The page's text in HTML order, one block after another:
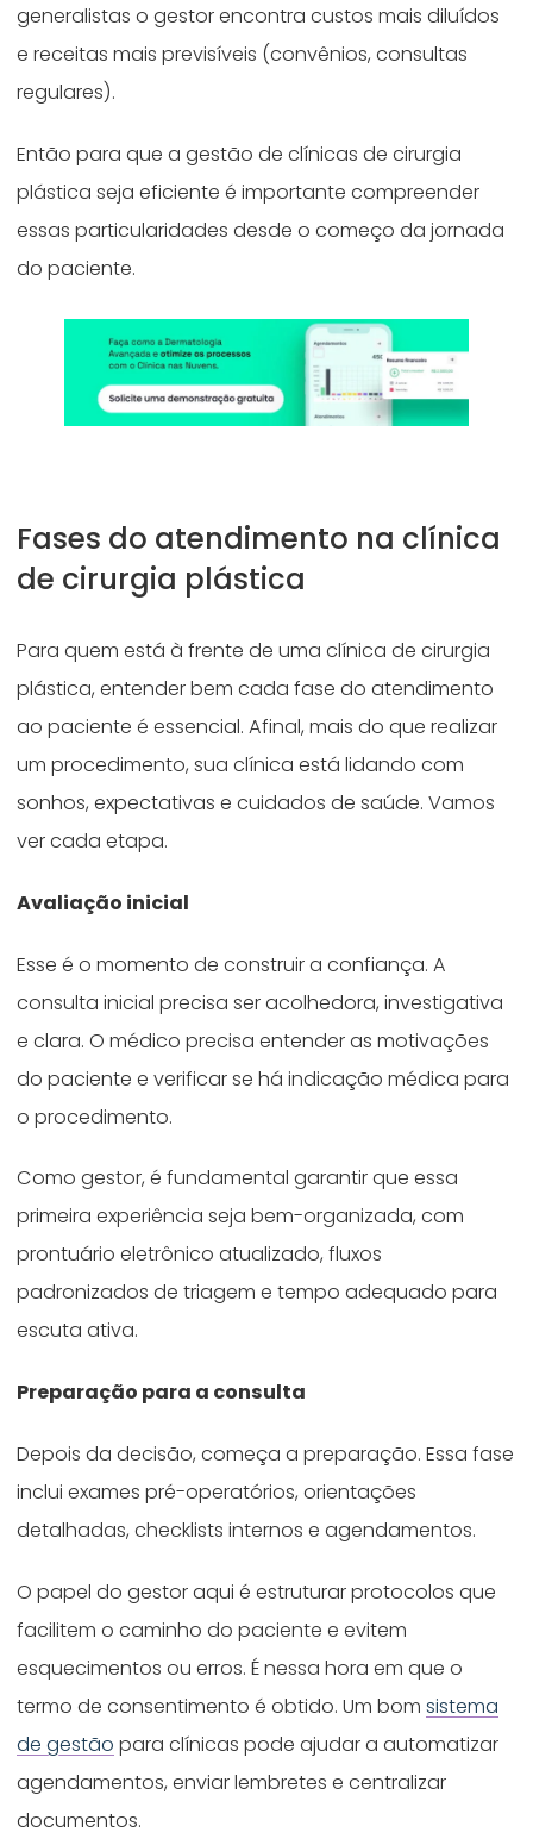
generalistas o gestor encontra custos mais diluídos
e receitas mais previsíveis (convênios, consultas
regulares).
Então para que a gestão de clínicas de cirurgia
plástica seja eficiente é importante compreender
essas particularidades desde o começo da jornada
do paciente.
Fases do atendimento na clínica
de cirurgia plástica
Para quem está à frente de uma clínica de cirurgia
plástica, entender bem cada fase do atendimento
ao paciente é essencial. Afinal, mais do que realizar
um procedimento, sua clínica está lidando com
sonhos, expectativas e cuidados de saúde. Vamos
ver cada etapa.
Avaliação inicial
Esse é o momento de construir a confiança. A
consulta inicial precisa ser acolhedora, investigativa
e clara. O médico precisa entender as motivações
do paciente e verificar se há indicação médica para
o procedimento.
Como gestor, é fundamental garantir que essa
primeira experiência seja bem-organizada, com
prontuário eletrônico atualizado, fluxos
padronizados de triagem e tempo adequado para
escuta ativa.
Preparação para a consulta
Depois da decisão, começa a preparação. Essa fase
inclui exames pré-operatórios, orientações
detalhadas, checklists internos e agendamentos.
O papel do gestor aqui é estruturar protocolos que
facilitem o caminho do paciente e evitem
esquecimentos ou erros. É nessa hora em que o
termo de consentimento é obtido. Um bomsistema
de gestão para clínicas pode ajudar a automatizar
agendamentos, enviar lembretes e centralizar
documentos.